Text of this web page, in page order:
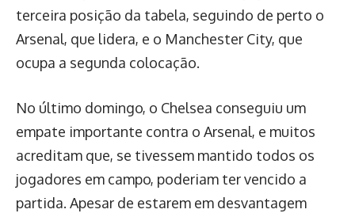
terceira posição da tabela, seguindo de perto o
Arsenal, que lidera, e o Manchester City, que
ocupa a segunda colocação.
No último domingo, o Chelsea conseguiu um
empate importante contra o Arsenal, e muitos
acreditam que, se tivessem mantido todos os
jogadores em campo, poderiam ter vencido a
partida. Apesar de estarem em desvantagem